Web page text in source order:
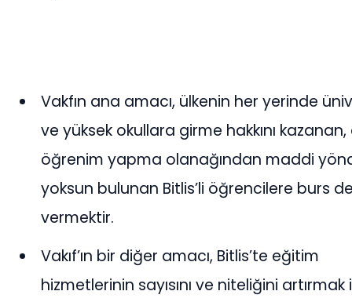
Vakfın ana amacı, ülkenin her yerinde
ve yüksek okullara girme hakkını
öğrenim yapma olanağından maddi
yoksun bulunan Bitlis’li öğrencilere burs
vermektir.
Vakıf’ın bir diğer amacı, Bitlis’te eğitim
hizmetlerinin sayısını ve niteliğini